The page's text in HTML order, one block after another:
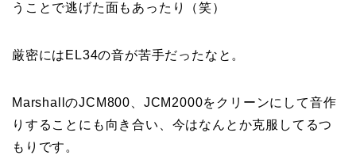
うことで逃げた面もあったり（笑）
厳密にはEL34の音が苦手だったなと。
MarshallのJCM800、JCM2000をクリーンにして音作
りすることにも向き合い、今はなんとか克服してるつ
もりです。